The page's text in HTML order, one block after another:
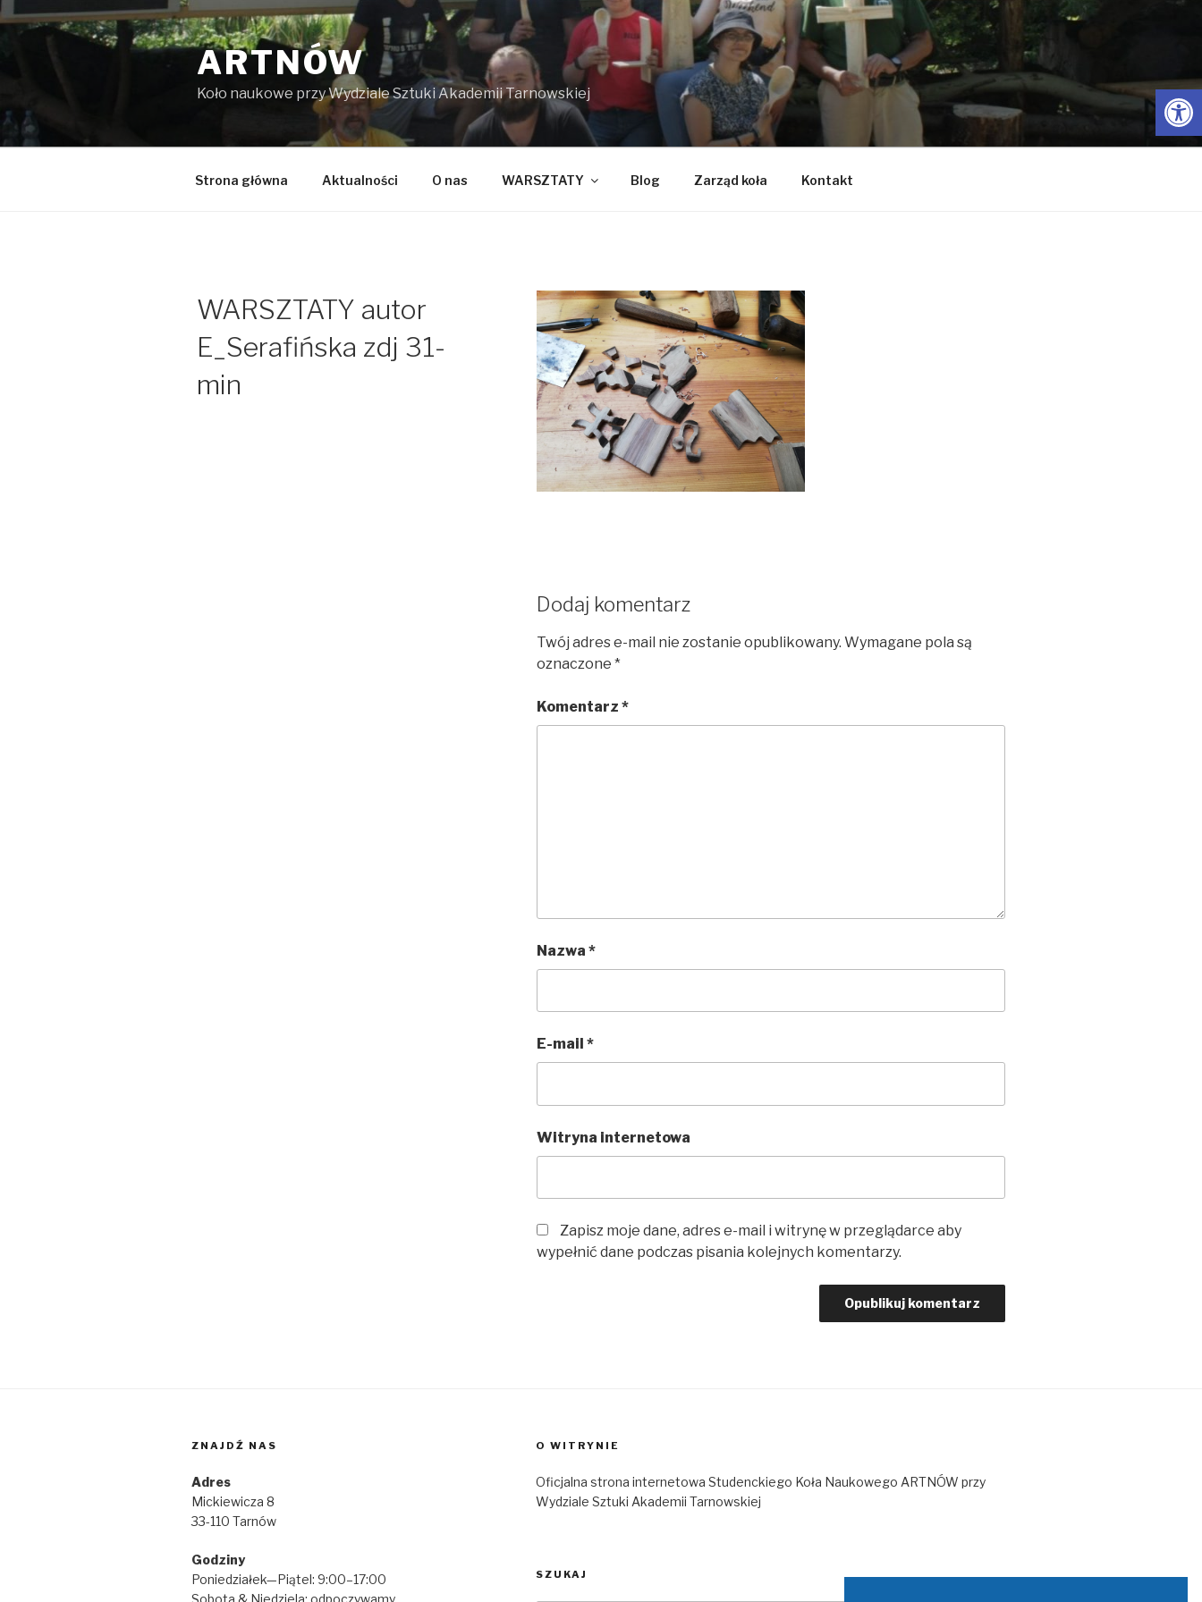
Przejdź
ARTNÓW
Koło naukowe przy Wydziale Sztuki Akademii Tarnowskiej
Strona główna Aktualności O nas WARSZTATY Blog Zarząd koła Kontakt
WARSZTATY autor
E_Serafińska zdj 31-
min
Dodaj komentarz
Twój adres e-mail nie zostanie opublikowany. Wymagane pola są
oznaczone *
Komentarz *
Nazwa *
E-mail *
Witryna internetowa
Zapisz moje dane, adres e-mail i witrynę w przeglądarce aby
wypełnić dane podczas pisania kolejnych komentarzy.
ZNAJDŹ NAS
Adres
Mickiewicza 8
33-110 Tarnów
Godziny
Poniedziałek—Piątel: 9:00–17:00
Sobota & Niedziela: odpoczywamy
O WITRYNIE
Oficjalna strona internetowa Studenckiego Koła Naukowego ARTNÓW przy
Wydziale Sztuki Akademii Tarnowskiej
SZUKAJ